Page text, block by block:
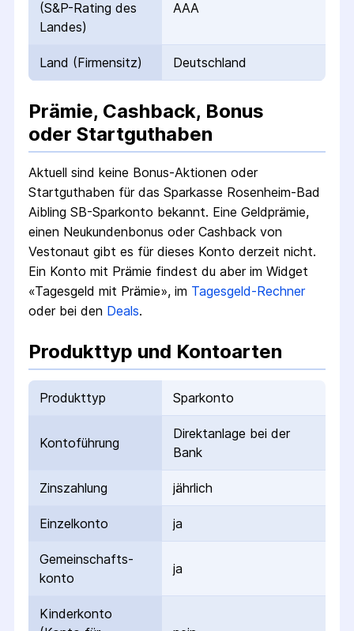
(S&P-Rating des
Landes)
AAA
Land (Firmensitz) Deutschland
Prämie, Cashback, Bonus
oder Startguthaben
Aktuell sind keine Bonus-Aktionen oder
Startguthaben für das Sparkasse Rosenheim-Bad
Aibling SB-Sparkonto bekannt. Eine Geldprämie,
einen Neukundenbonus oder Cashback von
Vestonaut gibt es für dieses Konto derzeit nicht.
Ein Konto mit Prämie findest du aber im Widget
«Tagesgeld mit Prämie», im Tagesgeld-Rechner
oder bei den Deals.
Produkttyp und Kontoarten
Produkttyp Sparkonto
Kontoführung
Direktanlage bei der
Bank
Zinszahlung jährlich
Einzelkonto ja
Gemeinschafts­
konto
ja
Kinderkonto